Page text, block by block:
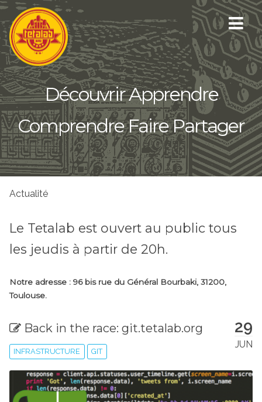
Découvrir Apprendre
Comprendre Faire Partager
Actualité
Le Tetalab est ouvert au public tous
les jeudis à partir de 20h.
Notre adresse : 96 bis rue du Général Bourbaki, 31200,
Toulouse.
29
JUN
Back in the race: git.tetalab.org
INFRASTRUCTURE GIT